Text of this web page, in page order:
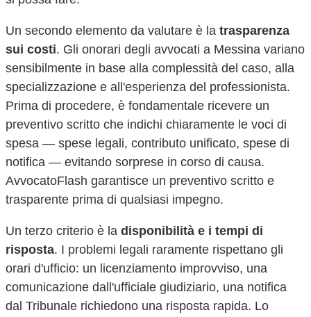
Un secondo elemento da valutare è la trasparenza
sui costi. Gli onorari degli avvocati a Messina variano
sensibilmente in base alla complessità del caso, alla
specializzazione e all'esperienza del professionista.
Prima di procedere, è fondamentale ricevere un
preventivo scritto che indichi chiaramente le voci di
spesa — spese legali, contributo unificato, spese di
notifica — evitando sorprese in corso di causa.
AvvocatoFlash garantisce un preventivo scritto e
trasparente prima di qualsiasi impegno.
Un terzo criterio è la disponibilità e i tempi di
risposta. I problemi legali raramente rispettano gli
orari d'ufficio: un licenziamento improvviso, una
comunicazione dall'ufficiale giudiziario, una notifica
dal Tribunale richiedono una risposta rapida. Lo